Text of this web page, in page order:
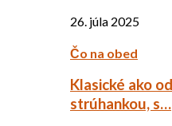
26. júla 2025
Čo na obed
Klasické ako
strúhankou, s…